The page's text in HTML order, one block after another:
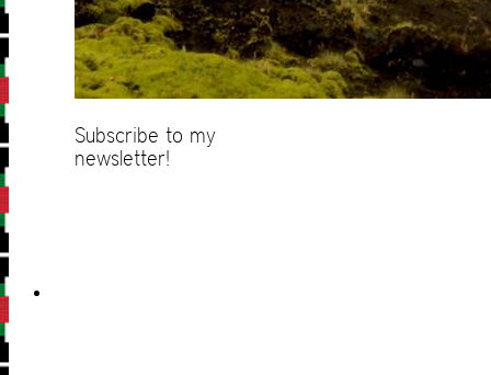
Subscribe to my
newsletter!